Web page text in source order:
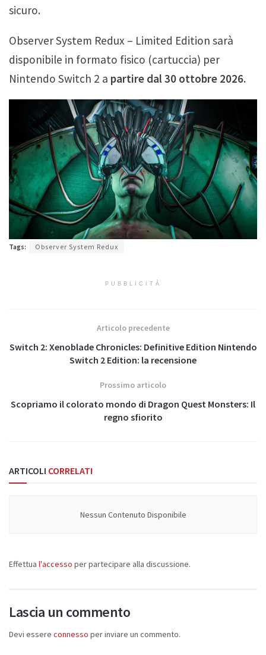
sicuro.
Observer System Redux – Limited Edition sarà
disponibile in formato fisico (cartuccia) per
Nintendo Switch 2 a partire dal 30 ottobre 2026.
Tags: Observer System Redux
PUBBLICITÀ
Articolo precedente
Switch 2: Xenoblade Chronicles: Definitive Edition Nintendo
Switch 2 Edition: la recensione
Prossimo articolo
Scopriamo il colorato mondo di Dragon Quest Monsters: Il
regno sfiorito
ARTICOLI CORRELATI
Nessun Contenuto Disponibile
Effettua l'accesso per partecipare alla discussione.
Lascia un commento
Devi essere connesso per inviare un commento.